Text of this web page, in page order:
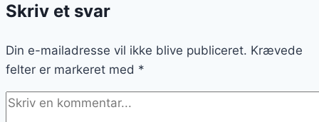
og
Skriv et svar
Din e-mailadresse vil ikke blive publiceret. Krævede
felter er markeret med *